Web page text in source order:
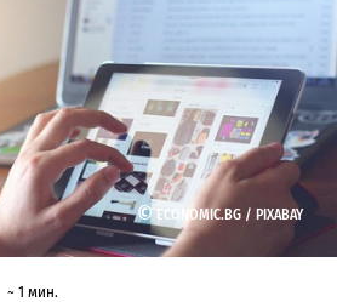
©ECONOMIC.BG / PIXABAY
~ 1 мин.